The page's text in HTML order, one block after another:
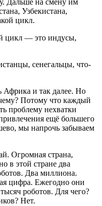
Дальше на смену им
Узбекистана,
цикл.
цикл — это индусы,
сенегальцы, что-
Африка и так далее. Но
Потому что каждый
проблему нехватки
ещё большего
мы напрочь забываем
Огромная страна,
в этой стране два
Два миллиона.
цифра. Ежегодно они
роботов. Для чего?
Нет.